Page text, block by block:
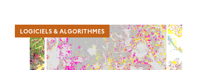
LOGICIELS & ALGORITHMES